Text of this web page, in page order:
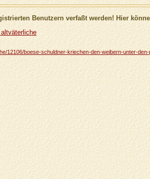
Benutzern verfaßt werden! Hier
12106/boese-schuldner-kriechen-den-weibern-unter-den-